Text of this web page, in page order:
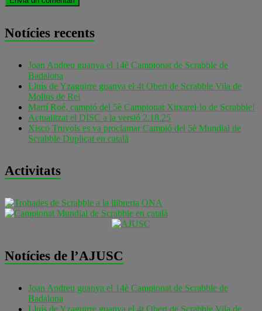
Notícies recents
Joan Andreu guanya el 14è Campionat de Scrabble de
Badalona
Lluís de Yzaguirre guanya el 4t Obert de Scrabble Vila de
Molins de Rei
Martí Roé, campió del 5è Campionat Xitxarel·lo de Scrabble!
Actualitzat el DISC a la versió 2.18.25
Xisco Truyols es va proclamar Campió del 5è Mundial de
Scrabble Duplicat en català
Activitats
Notícies de l’AJUSC
Joan Andreu guanya el 14è Campionat de Scrabble de
Badalona